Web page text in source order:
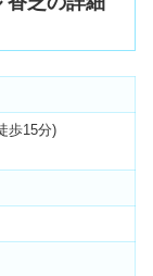
歩15分)